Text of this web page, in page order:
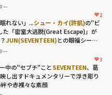
ー
2
れない」...シュー・カイ(許凱)の"ビ
た「密室大逃脱(Great Escape)」が
JUN(SEVENTEEN)との眼福シーン
ー
3
中の"セブチ"ことSEVENTEEN、葛
し出すドキュメンタリーで浮き彫り
や赤裸々な素顔